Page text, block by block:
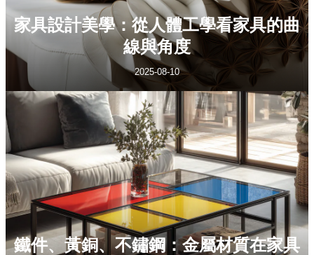
家具設計美學：從人體工學看家具的曲
線與角度
2025-08-10
鐵件、黃銅、不鏽鋼：金屬材質在家具